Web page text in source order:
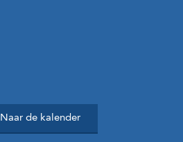
Naar de kalender